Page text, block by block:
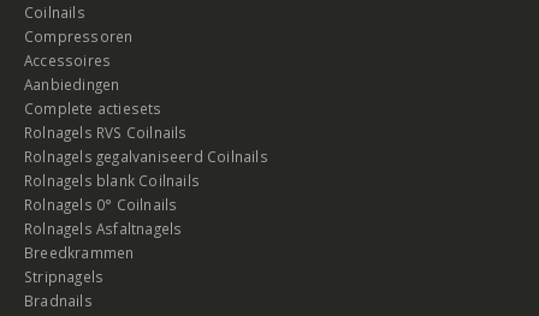
Coilnails
Compressoren
Accessoires
Aanbiedingen
Complete actiesets
Rolnagels RVS Coilnails
Rolnagels gegalvaniseerd Coilnails
Rolnagels blank Coilnails
Rolnagels 0° Coilnails
Rolnagels Asfaltnagels
Breedkrammen
Stripnagels
Bradnails